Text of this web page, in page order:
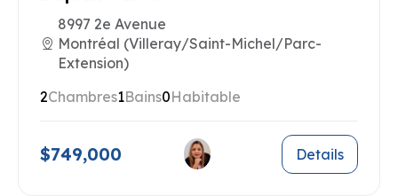
8997 2e Avenue
Montréal (Villeray/Saint-Michel/Parc-
Extension)
2Chambres1Bains0Habitable
$749,000 Details